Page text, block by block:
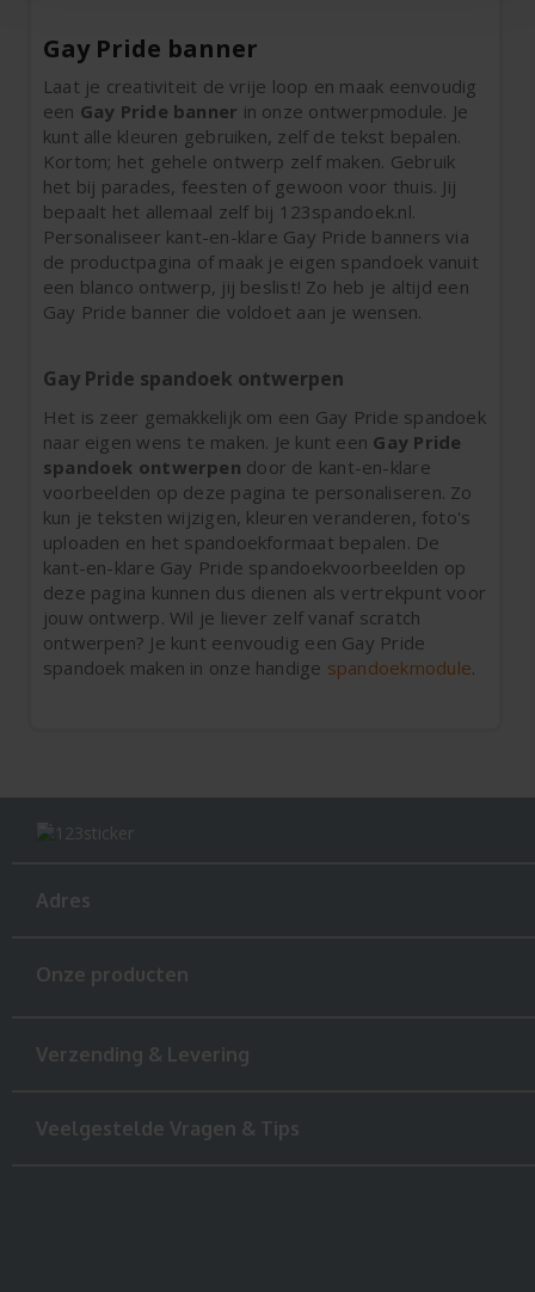
Gay Pride banner
Laat je creativiteit de vrije loop en maak eenvoudig
een Gay Pride banner in onze ontwerpmodule. Je
kunt alle kleuren gebruiken, zelf de tekst bepalen.
Kortom; het gehele ontwerp zelf maken. Gebruik
het bij parades, feesten of gewoon voor thuis. Jij
bepaalt het allemaal zelf bij 123spandoek.nl.
Personaliseer kant-en-klare Gay Pride banners via
de productpagina of maak je eigen spandoek vanuit
een blanco ontwerp, jij beslist! Zo heb je altijd een
Gay Pride banner die voldoet aan je wensen.
Gay Pride spandoek ontwerpen
Het is zeer gemakkelijk om een Gay Pride spandoek
naar eigen wens te maken. Je kunt een Gay Pride
spandoek ontwerpen door de kant-en-klare
voorbeelden op deze pagina te personaliseren. Zo
kun je teksten wijzigen, kleuren veranderen, foto's
uploaden en het spandoekformaat bepalen. De
kant-en-klare Gay Pride spandoekvoorbeelden op
deze pagina kunnen dus dienen als vertrekpunt voor
jouw ontwerp. Wil je liever zelf vanaf scratch
ontwerpen? Je kunt eenvoudig een Gay Pride
spandoek maken in onze handige spandoekmodule.
Adres
Onze producten
Verzending & Levering
Veelgestelde Vragen & Tips